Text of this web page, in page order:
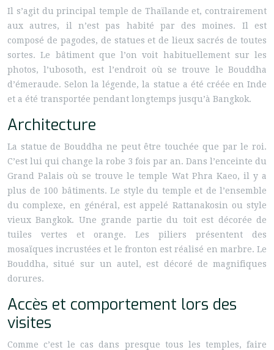
Il s’agit du principal temple de Thaïlande et, contrairement
aux autres, il n’est pas habité par des moines. Il est
composé de pagodes, de statues et de lieux sacrés de toutes
sortes. Le bâtiment que l’on voit habituellement sur les
photos, l’ubosoth, est l’endroit où se trouve le Bouddha
d’émeraude. Selon la légende, la statue a été créée en Inde
et a été transportée pendant longtemps jusqu’à Bangkok.
Architecture
La statue de Bouddha ne peut être touchée que par le roi.
C’est lui qui change la robe 3 fois par an. Dans l’enceinte du
Grand Palais où se trouve le temple Wat Phra Kaeo, il y a
plus de 100 bâtiments. Le style du temple et de l’ensemble
du complexe, en général, est appelé Rattanakosin ou style
vieux Bangkok. Une grande partie du toit est décorée de
tuiles vertes et orange. Les piliers présentent des
mosaïques incrustées et le fronton est réalisé en marbre. Le
Bouddha, situé sur un autel, est décoré de magnifiques
dorures.
Accès et comportement lors des
visites
Comme c’est le cas dans presque tous les temples, faire